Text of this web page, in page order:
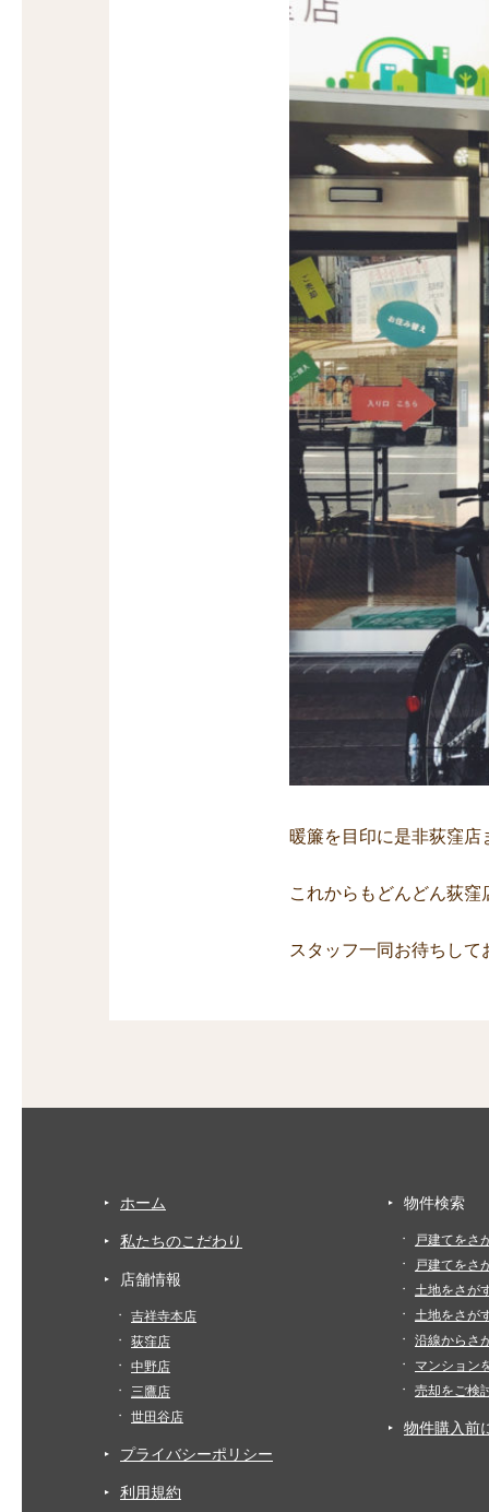
暖簾を目印に是非荻窪店
これからもどんどん荻
スタッフ一同お待ちして
ホーム
私たちのこだわり
店舗情報
吉祥寺本店
荻窪店
中野店
三鷹店
世田谷店
プライバシーポリシー
利用規約
物件検索
戸建てをさ
戸建てをさ
土地をさが
土地をさが
沿線からさ
マンション
売却をご検
物件購入前